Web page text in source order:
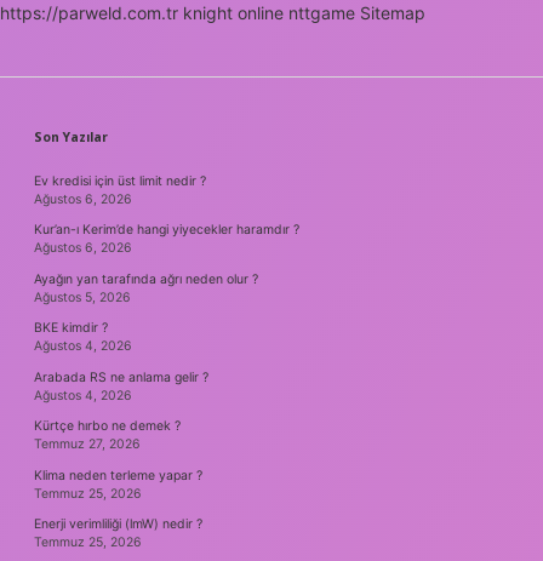
https://parweld.com.tr knight online nttgame Sitemap
SIDEBAR
Son Yazılar
Ev kredisi için üst limit nedir ?
Ağustos 6, 2026
Kur’an-ı Kerim’de hangi yiyecekler haramdır ?
Ağustos 6, 2026
Ayağın yan tarafında ağrı neden olur ?
Ağustos 5, 2026
BKE kimdir ?
Ağustos 4, 2026
Arabada RS ne anlama gelir ?
Ağustos 4, 2026
Kürtçe hırbo ne demek ?
Temmuz 27, 2026
Klima neden terleme yapar ?
Temmuz 25, 2026
Enerji verimliliği (lmW) nedir ?
Temmuz 25, 2026